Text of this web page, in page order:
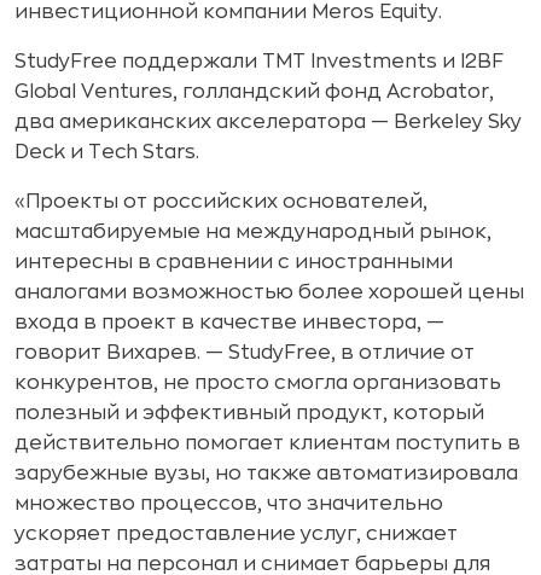
инвестиционной компании Meros Equity.
StudyFree поддержали TMT Investments и I2BF
Global Ventures, голландский фонд Acrobator,
два американских акселератора — Berkeley Sky
Deck и Tech Stars.
«Проекты от российских основателей,
масштабируемые на международный рынок,
интересны в сравнении с иностранными
аналогами возможностью более хорошей цены
входа в проект в качестве инвестора, —
говорит Вихарев. — StudyFree, в отличие от
конкурентов, не просто смогла организовать
полезный и эффективный продукт, который
действительно помогает клиентам поступить в
зарубежные вузы, но также автоматизировала
множество процессов, что значительно
ускоряет предоставление услуг, снижает
затраты на персонал и снимает барьеры для